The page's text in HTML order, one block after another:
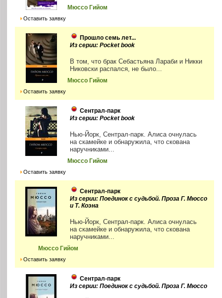
Мюссо Гийом
Оставить заявку
Прошло семь лет...
Из серии: Pocket book
В том, что брак Себастьяна Лараби и Никки
Никовски распался, не было...
Мюссо Гийом
Оставить заявку
Сентрал-парк
Из серии: Pocket book
Нью-Йорк, Сентрал-парк. Алиса очнулась
на скамейке и обнаружила, что скована
наручниками...
Мюссо Гийом
Оставить заявку
Сентрал-парк
Из серии: Поединок с судьбой. Проза Г. Мюссо
и Т. Коэна
Нью-Йорк, Сентрал-парк. Алиса очнулась
на скамейке и обнаружила, что скована
наручниками...
Мюссо Гийом
Оставить заявку
Сентрал-парк
Из серии: Поединок с судьбой. Проза Г. Мюссо